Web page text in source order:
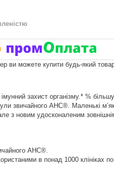
ви можете купити будь-який
захист організму.* %
звичайного AHC®. Маленькі
з новим удосконаленим
AHC®.
в понад 1000 клініках по